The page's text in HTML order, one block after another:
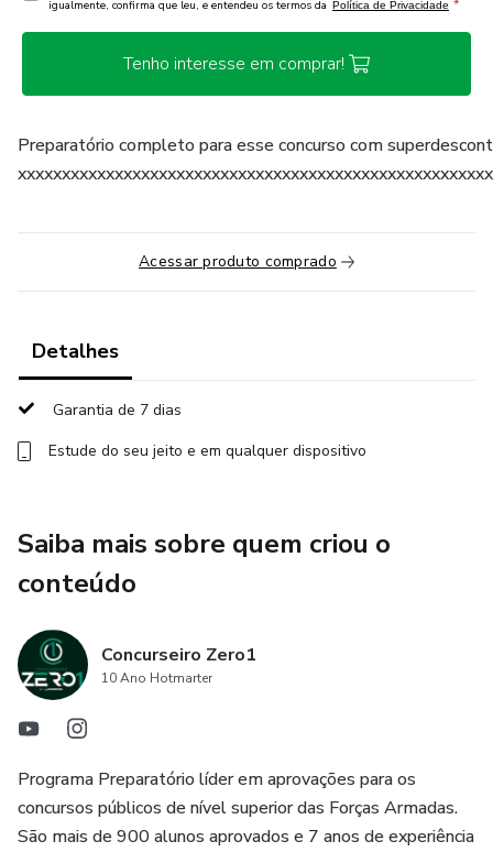
igualmente, confirma que leu, e entendeu os termos da Política de Privacidade *
Tenho interesse em comprar!
Preparatório completo para esse concurso com
Acessar produto comprado
Detalhes
Garantia de 7 dias
Estude do seu jeito e em qualquer dispositivo
Saiba mais sobre quem criou o
conteúdo
Concurseiro Zero1
10 Ano Hotmarter
Programa Preparatório líder em aprovações para os
concursos públicos de nível superior das Forças Armadas.
São mais de 900 alunos aprovados e 7 anos de experiência